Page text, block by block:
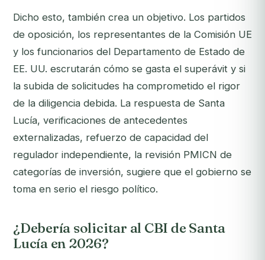
Dicho esto, también crea un objetivo. Los partidos
de oposición, los representantes de la Comisión UE
y los funcionarios del Departamento de Estado de
EE. UU. escrutarán cómo se gasta el superávit y si
la subida de solicitudes ha comprometido el rigor
de la diligencia debida. La respuesta de Santa
Lucía, verificaciones de antecedentes
externalizadas, refuerzo de capacidad del
regulador independiente, la revisión PMICN de
categorías de inversión, sugiere que el gobierno se
toma en serio el riesgo político.
¿Debería solicitar al CBI de Santa
Lucía en 2026?